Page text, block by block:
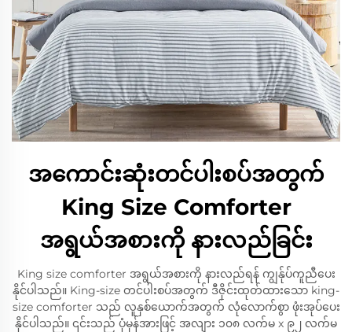
အကောင်းဆုံးတင်ပါးစပ်အတွက်
King Size Comforter
အရွယ်အစားကို နားလည်ခြင်း
King size comforter အရွယ်အစားကို နားလည်ရန် ကျွန်ုပ်ကူညီပေး
နိုင်ပါသည်။ King-size တင်ပါးစပ်အတွက် ဒီဇိုင်းထုတ်ထားသော king-
size comforter သည် လူနှစ်ယောက်အတွက် လုံလောက်စွာ ဖုံးအုပ်ပေး
နိုင်ပါသည်။ ၎င်းသည် ပုံမှန်အားဖြင့် အလျား ၁၀၈ လက်မ x ၉၂ လက်မ